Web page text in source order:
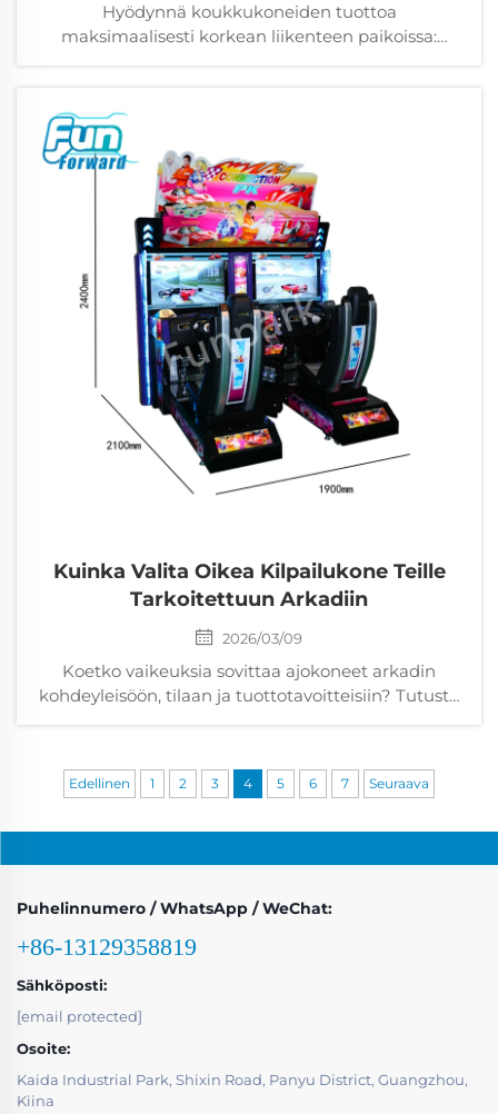
Hyödynnä koukkukoneiden tuottoa
maksimaalisesti korkean liikenteen paikoissa:
Hanki ilmainen paikan arviointisi jo tänään.
Kuinka Valita Oikea Kilpailukone Teille
Tarkoitettuun Arkadiin
2026/03/09
Koetko vaikeuksia sovittaa ajokoneet arkadin
kohdeyleisöön, tilaan ja tuottotavoitteisiin? Tutustu
ilmainen paikan arviointisi jo tänään.
Edellinen 1 2 3 4 5 6 7 Seuraava
Puhelinnumero / WhatsApp / WeChat:
+86-13129358819
Sähköposti:
[email protected]
Osoite:
Kaida Industrial Park, Shixin Road, Panyu District, Guangzhou,
Kiina